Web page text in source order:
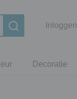
Inloggen
Decoratie